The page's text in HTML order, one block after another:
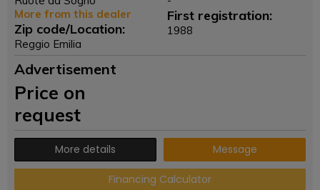
More from this dealer
Zip code/Location:
Reggio Emilia
First registration:
1988
Advertisement
Price on
request
More details Message
Financing Calculator